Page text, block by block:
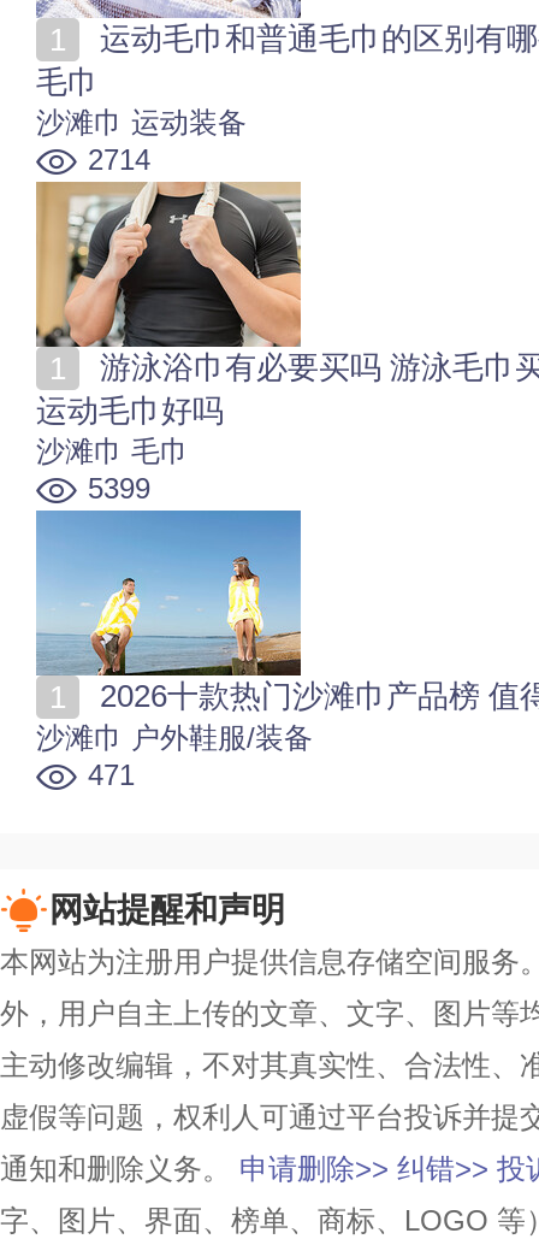
毛巾
沙滩巾 运动装备
2714
运动毛巾好吗
沙滩巾 毛巾
5399
2026十款热门沙滩巾产品榜 值
沙滩巾
户外鞋服/装备
471
网站提醒和声明
本网站为注册用户提供信息存储空间服务
外，用户自主上传的文章、文字、图片等
主动修改编辑，不对其真实性、合法性、
虚假等问题，权利人可通过平台投诉并提
通知和删除义务。
申请删除>> 纠错>> 投
字、图片、界面、榜单、商标、LOGO